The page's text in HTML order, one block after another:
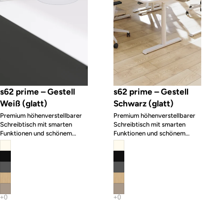
s62 prime – Gestell
Weiß (glatt)
Premium höhenverstellbarer
Schreibtisch mit smarten
Funktionen und schönem
Design
s62 prime – Gestell
Schwarz (glatt)
Premium höhenverstellbarer
Schreibtisch mit smarten
Funktionen und schönem
Design